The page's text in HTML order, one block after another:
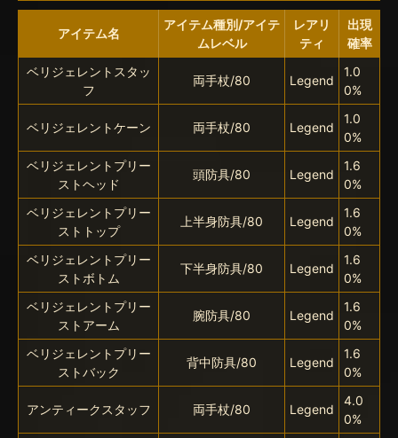
アイテム名
アイテム種別/アイテ
ムレベル
レアリ
ティ
出現
確率
ベリジェレントスタッ
フ
両手杖/80 Legend
1.0
0%
ベリジェレントケーン 両手杖/80 Legend
1.0
0%
ベリジェレントプリー
ストヘッド
頭防具/80 Legend
1.6
0%
ベリジェレントプリー
ストトップ
上半身防具/80 Legend
1.6
0%
ベリジェレントプリー
ストボトム
下半身防具/80 Legend
1.6
0%
ベリジェレントプリー
ストアーム
腕防具/80 Legend
1.6
0%
ベリジェレントプリー
ストバック
背中防具/80 Legend
1.6
0%
アンティークスタッフ 両手杖/80 Legend
4.0
0%